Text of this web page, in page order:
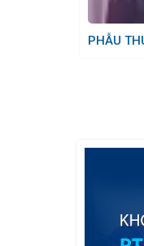
PHẪU